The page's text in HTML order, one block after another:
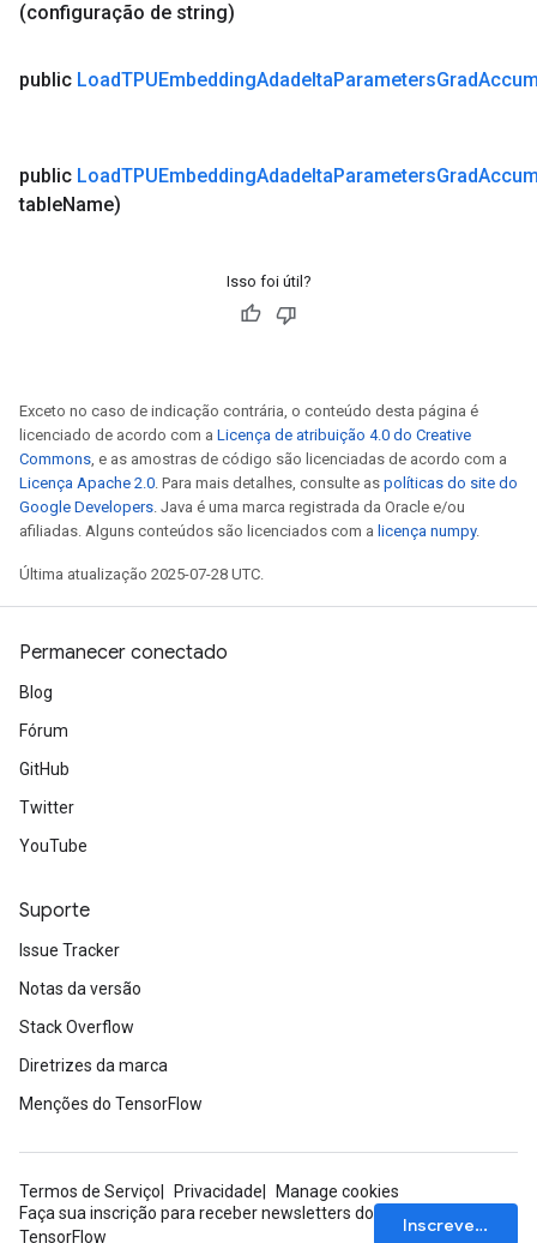
(configuração de string)
public LoadTPUEmbeddingAdadeltaParametersGrad
public LoadTPUEmbeddingAdadeltaParametersGrad
tableName)
Isso foi útil?
Exceto no caso de indicação contrária, o conteúdo desta página é
licenciado de acordo com a Licença de atribuição 4.0 do Creative
Commons, e as amostras de código são licenciadas de acordo com a
Licença Apache 2.0. Para mais detalhes, consulte as políticas do site do
Google Developers. Java é uma marca registrada da Oracle e/ou
afiliadas. Alguns conteúdos são licenciados com a licença numpy.
Última atualização 2025-07-28 UTC.
Permanecer conectado
Blog
Fórum
GitHub
Twitter
YouTube
Suporte
Issue Tracker
Notas da versão
Stack Overflow
Diretrizes da marca
Menções do TensorFlow
Termos de Serviço Privacidade
Manage cookies
Faça sua inscrição para receber newsletters do
TensorFlow
Inscrever-se